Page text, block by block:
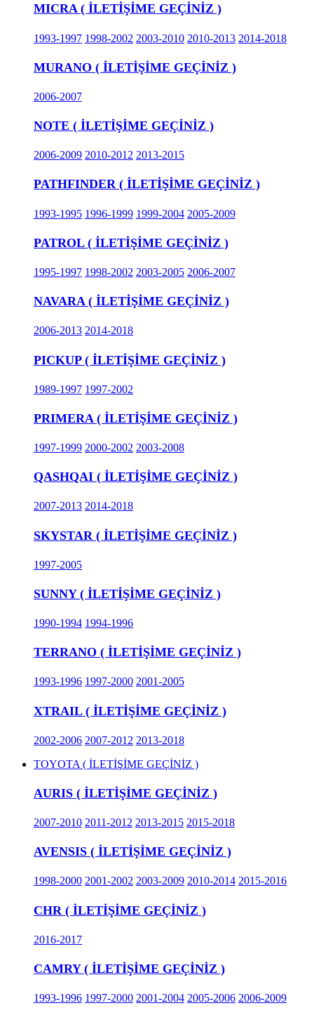
MICRA ( İLETİŞİME GEÇİNİZ )
1993-1997 1998-2002 2003-2010 2010-2013 2014-2018
MURANO ( İLETİŞİME GEÇİNİZ )
2006-2007
NOTE ( İLETİŞİME GEÇİNİZ )
2006-2009 2010-2012 2013-2015
PATHFINDER ( İLETİŞİME GEÇİNİZ )
1993-1995 1996-1999 1999-2004 2005-2009
PATROL ( İLETİŞİME GEÇİNİZ )
1995-1997 1998-2002 2003-2005 2006-2007
NAVARA ( İLETİŞİME GEÇİNİZ )
2006-2013 2014-2018
PICKUP ( İLETİŞİME GEÇİNİZ )
1989-1997 1997-2002
PRIMERA ( İLETİŞİME GEÇİNİZ )
1997-1999 2000-2002 2003-2008
QASHQAI ( İLETİŞİME GEÇİNİZ )
2007-2013 2014-2018
SKYSTAR ( İLETİŞİME GEÇİNİZ )
1997-2005
SUNNY ( İLETİŞİME GEÇİNİZ )
1990-1994 1994-1996
TERRANO ( İLETİŞİME GEÇİNİZ )
1993-1996 1997-2000 2001-2005
XTRAIL ( İLETİŞİME GEÇİNİZ )
2002-2006 2007-2012 2013-2018
TOYOTA ( İLETİŞİME GEÇİNİZ )
AURIS ( İLETİŞİME GEÇİNİZ )
2007-2010 2011-2012 2013-2015 2015-2018
AVENSIS ( İLETİŞİME GEÇİNİZ )
1998-2000 2001-2002 2003-2009 2010-2014 2015-2016
CHR ( İLETİŞİME GEÇİNİZ )
2016-2017
CAMRY ( İLETİŞİME GEÇİNİZ )
1993-1996 1997-2000 2001-2004 2005-2006 2006-2009